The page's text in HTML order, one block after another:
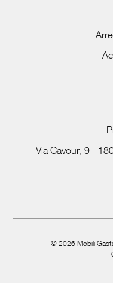
Via Cavour, 9 -
© 2026 Mobili